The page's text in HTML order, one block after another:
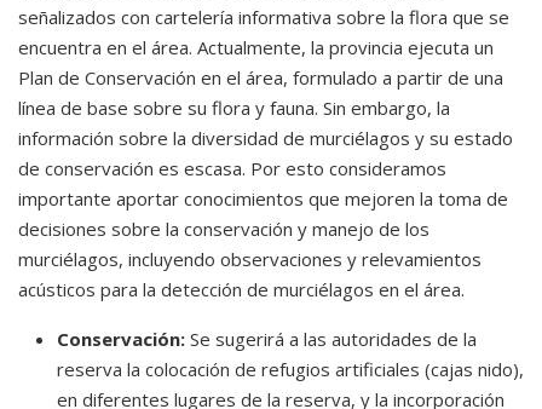
señalizados con cartelería informativa sobre la flora que se
encuentra en el área. Actualmente, la provincia ejecuta un
Plan de Conservación en el área, formulado a partir de una
línea de base sobre su flora y fauna. Sin embargo, la
información sobre la diversidad de murciélagos y su estado
de conservación es escasa. Por esto consideramos
importante aportar conocimientos que mejoren la toma de
decisiones sobre la conservación y manejo de los
murciélagos, incluyendo observaciones y relevamientos
acústicos para la detección de murciélagos en el área.
Conservación: Se sugerirá a las autoridades de la
reserva la colocación de refugios artificiales (cajas nido),
en diferentes lugares de la reserva, y la incorporación